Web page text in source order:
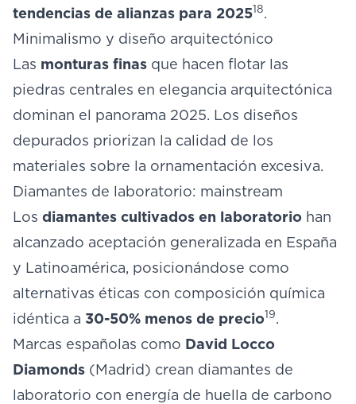
tendencias de alianzas para 202518.
Minimalismo y diseño arquitectónico
Las monturas finas que hacen flotar las
piedras centrales en elegancia arquitectónica
dominan el panorama 2025. Los diseños
depurados priorizan la calidad de los
materiales sobre la ornamentación excesiva.
Diamantes de laboratorio: mainstream
Los diamantes cultivados en laboratorio han
alcanzado aceptación generalizada en España
y Latinoamérica, posicionándose como
alternativas éticas con composición química
idéntica a 30-50% menos de precio19.
Marcas españolas como David Locco
Diamonds (Madrid) crean diamantes de
laboratorio con energía de huella de carbono